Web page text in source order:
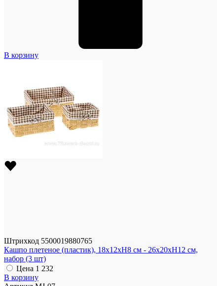
В корзину
Штрихкод 5500019880765
Кашпо плетеное (пластик), 18x12xH8 см - 26x20xH12 см,
набор (3 шт)
Цена 1 232
В корзину